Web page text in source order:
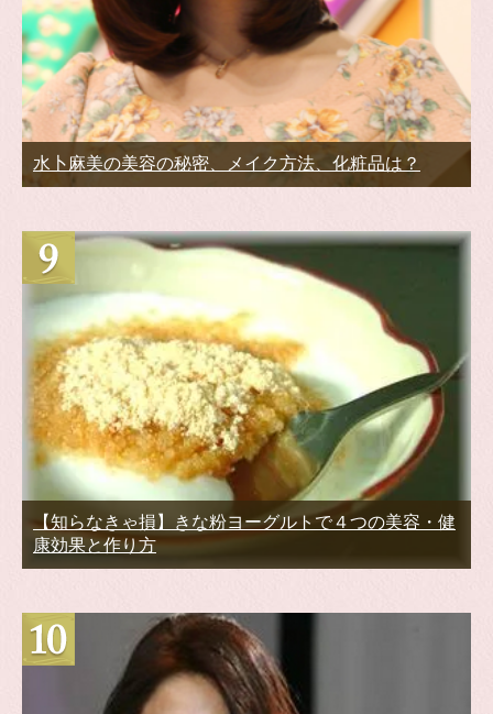
水卜麻美の美容の秘密、メイク方法、化粧品は？
【知らなきゃ損】きな粉ヨーグルトで４つの美容・健
康効果と作り方